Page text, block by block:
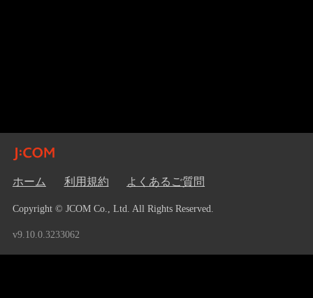
ホーム 利用規約 よくあるご質問
Copyright © JCOM Co., Ltd. All Rights Reserved.
v9.10.0.3233062